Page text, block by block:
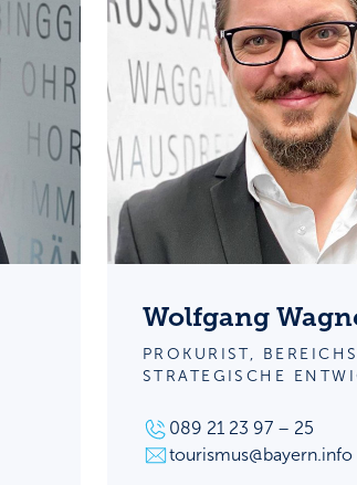
Wolfgang
PROKURIST,
STRATEGISCHE
089 21 23 97 – 25
tourismus@bayern.info